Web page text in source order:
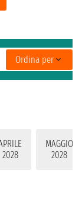
2028
MAGGIO
2028
Ordina per